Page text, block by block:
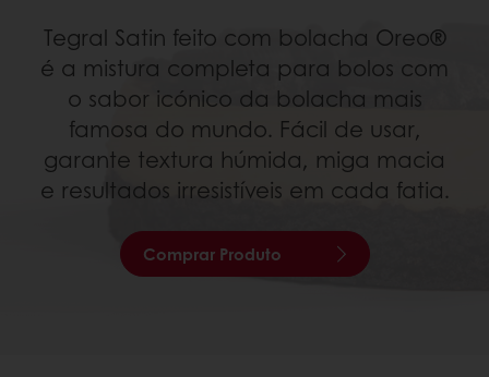
Tegral Satin feito com bolacha Oreo®
é a mistura completa para bolos com
o sabor icónico da bolacha mais
famosa do mundo. Fácil de usar,
garante textura húmida, miga macia
e resultados irresistíveis em cada fatia.
Comprar Produto